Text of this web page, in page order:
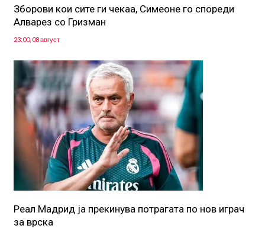
Зборови кои сите ги чекаа, Симеоне го спореди
Алварез со Гризман
23:00, 08 август
Реал Мадрид ја прекинува потрагата по нов играч
за врска